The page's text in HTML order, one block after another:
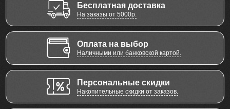
Бесплатная доставка
На заказы от 5000р.
Оплата на выбор
Наличными или банковской картой.
Персональные скидки
Накопительные скидки от заказов.